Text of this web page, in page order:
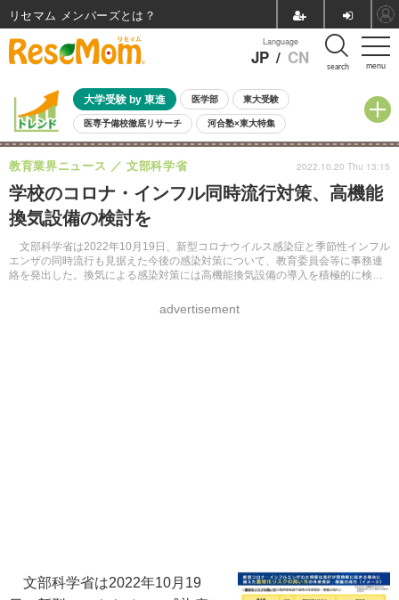
menu
Language
JP / CN search
大学受験 by 東進 医学部 東大受験
医専予備校徹底リサーチ 河合塾×東大特集
親子で考える大学選び 高校受験 中学受験 小学校受験
共通テスト 夏休み 8月開催学校説明会・相談会
8月開催イベント・WS 全国公立高校 過去問 人気記事
自由研究教材（小学生向け）
学校のコロナ・インフル同時流行対策、高機能
換気設備の検討を
文部科学省は2022年10月19日、新型コロナウイルス感染症と季節性インフル
エンザの同時流行も見据えた今後の感染対策について、教育委員会等に事務連
絡を発出した。換気による感染対策には高機能換気設備の導入を積極的に検討
教育業界ニュース 文部科学省
advertisement
2022.10.20 Thu 13:15
文部科学省は2022年10月19
リセマム メンバーズ